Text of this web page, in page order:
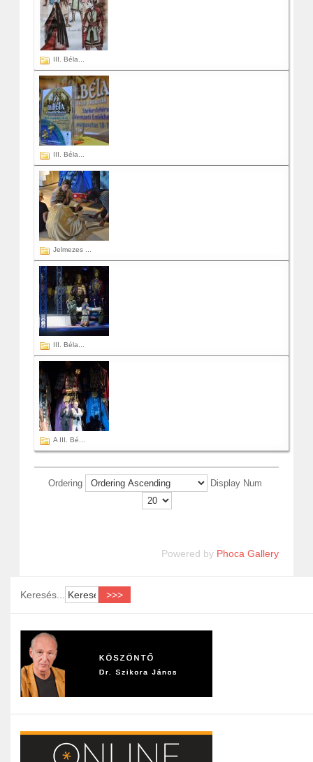
III. Béla...
III. Béla...
Jelmezes ...
III. Béla...
A III. Bé...
Ordering Display Num
Powered by Phoca Gallery
Keresés...